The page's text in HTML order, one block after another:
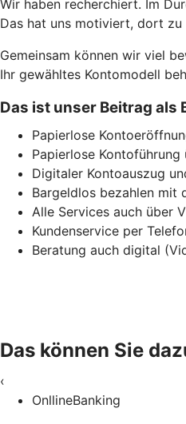
Wir haben recherchiert. Im
Das hat uns motiviert, dort zu
Gemeinsam können wir viel
Ihr gewähltes Kontomodell
Das ist unser Beitrag als
Papierlose
Papierlose Kontoführung
Digitaler Kontoauszug
Bargeldlos bezahlen mit
Alle Services auch über
Kundenservice per
Beratung auch digital
Das können Sie
‹
OnllineBanking